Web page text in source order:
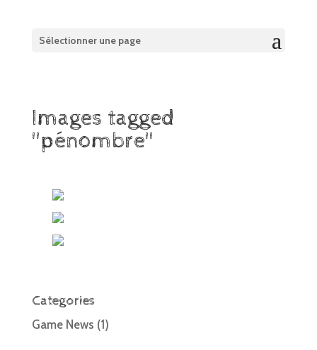
Sélectionner une page
Images tagged
"pénombre"
Categories
Game News (1)